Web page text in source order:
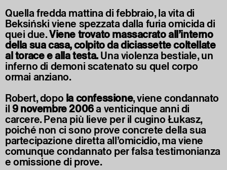
Quella fredda mattina di febbraio, la vita di
Beksiński viene spezzata dalla furia omicida di
quei due.Viene trovato massacrato all’interno
della sua casa, colpito da diciassette coltellate
al torace e alla testa.Una violenza bestiale, un
inferno di demoni scatenato su quel corpo
ormai anziano.
Robert, dopo la confessione, viene condannato
il9 novembre 2006a venticinque anni di
carcere. Pena più lieve per il cugino Łukasz,
poiché non ci sono prove concrete della sua
partecipazione diretta all’omicidio, ma viene
comunque condannato per falsa testimonianza
e omissione di prove.